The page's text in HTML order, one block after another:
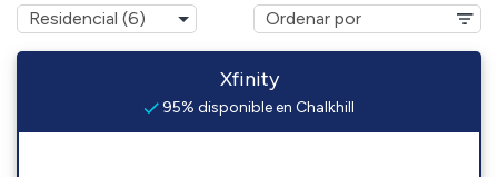
Xfinity
95% disponible en Chalkhill